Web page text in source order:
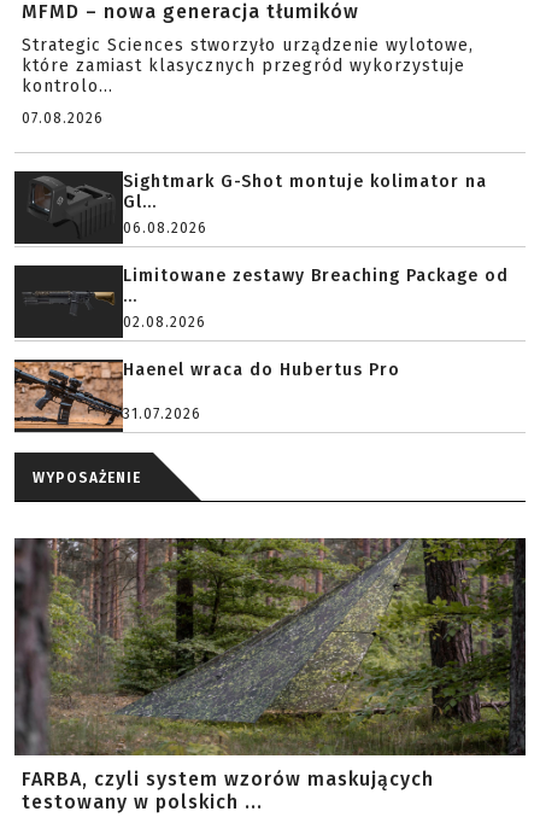
MFMD – nowa generacja tłumików
Strategic Sciences stworzyło urządzenie wylotowe,
które zamiast klasycznych przegród wykorzystuje
kontrolo...
07.08.2026
Sightmark G-Shot montuje kolimator na
Gl...
06.08.2026
Limitowane zestawy Breaching Package od
...
02.08.2026
Haenel wraca do Hubertus Pro
31.07.2026
WYPOSAŻENIE
FARBA, czyli system wzorów maskujących
testowany w polskich ...